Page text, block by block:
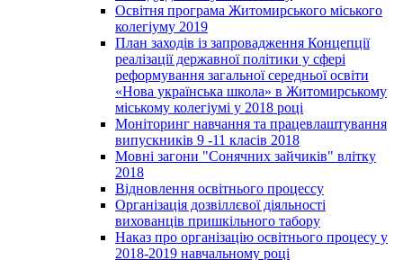
Освітня програма Житомирського міського
колегіуму 2019
План заходів із запровадження Концепції
реалізації державної політики у сфері
реформування загальної середньої освіти
«Нова українська школа» в Житомирському
міському колегіумі у 2018 році
Моніторинг навчання та працевлаштування
випускників 9 -11 класів 2018
Мовні загони "Сонячних зайчиків" влітку
2018
Відновлення освітнього процессу
Організація дозвіллєвої діяльності
вихованців пришкільного табору
Наказ про організацію освітнього процесу у
2018-2019 навчальному році